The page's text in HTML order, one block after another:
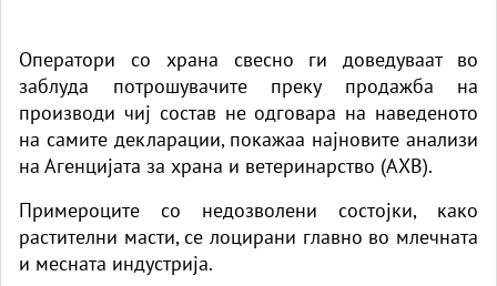
Оператори со храна свесно ги доведуваат во
заблуда потрошувачите преку продажба на
производи чиј состав не одговара на наведеното
на самите декларации, покажаа најновите анализи
на Агенцијата за храна и ветеринарство (АХВ).
Примероците со недозволени состојки, како
растителни масти, се лоцирани главно во млечната
и месната индустрија.